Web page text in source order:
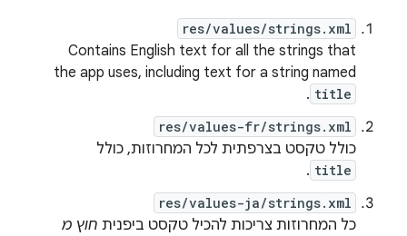
res/values/strings.xml
Contains English text for all the strings that
the app uses, including text for a string named
title
.
res/values-fr/strings.xml
כולל טקסט בצרפתית לכל המחרוזות, כולל
title
.
res/values-ja/strings.xml
כל המחרוזות צריכות להכיל טקסט ביפנית חוץ מ